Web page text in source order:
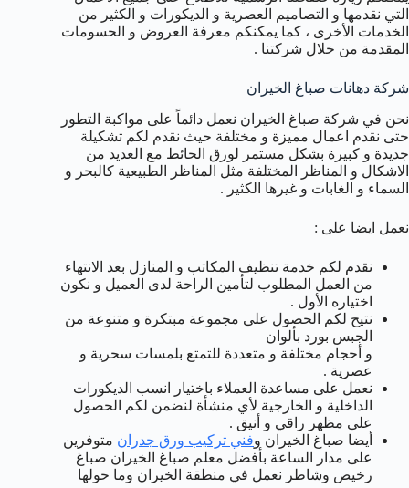
التي نقدمها و التصاميم العصرية و الديكورات و الكثير من
الخدمات الأخرى ، كما يمكنكم معرفة العروض و الحسومات
المقدمة من خلال شركتنا .
شركة دهانات صباغ الخيران
نحن في شركة صباغ الخيران نعمل دائماً على مواكبة التطور
حتى نقدم اعمال مميزة و مختلفة حيث نقدم لكم تشكيلة
جديدة و كبيرة بشكل مستمر لورق الحائط مع العديد من
الاشكال و المناظر المختلفة مثل المناظر الطبيعية كالبحر و
السماء و الغابات و غيرها الكثير .
نعمل ايضا على :
نقدم لكم خدمة تنظيف المكاتب و المنازل بعد الانتهاء
من العمل المطلوب لتأمين الراحة لدى العميل و نكون
اختياره الأول .
نتيح لكم الحصول على مجموعة مبتكرة و متنوعة من
الجبس بورد بألوان
و أحجام مختلفة و متعددة للتمتع بلمسات سحرية و
عصرية .
نعمل على مساعدة العملاء باختيار انسب الديكورات
الداخلية و الخارجية لأي منشأة لنضمن لكم الحصول
على مظهر راقي و أنيق .
أيضا صباغ الخيران وفني تركيب ورق جدران متوفرين
على مدار الساعة بأفضل معلم صباغ الخيران صباغ
رخيص وشاطر نعمل في منطقة الخيران وما حولها